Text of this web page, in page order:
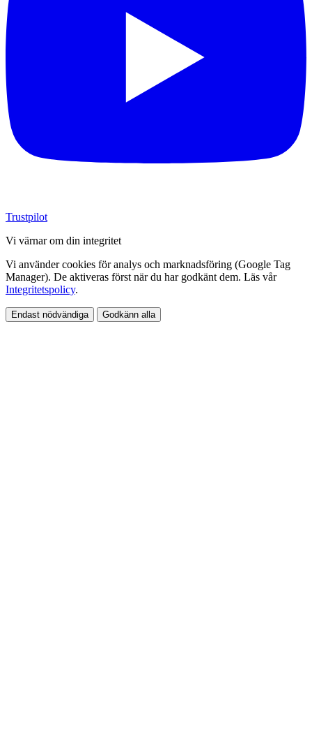
Trustpilot
Vi värnar om din integritet
Vi använder cookies för analys och marknadsföring (Google Tag
Manager). De aktiveras först när du har godkänt dem. Läs vår
Integritetspolicy.
Endast nödvändiga Godkänn alla